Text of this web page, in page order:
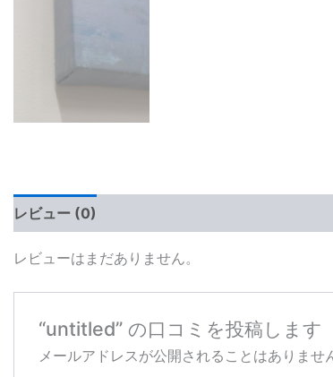
レビュー (0)
レビューはまだありません。
“untitled” の口コミを投稿します
メールアドレスが公開されることはありませ